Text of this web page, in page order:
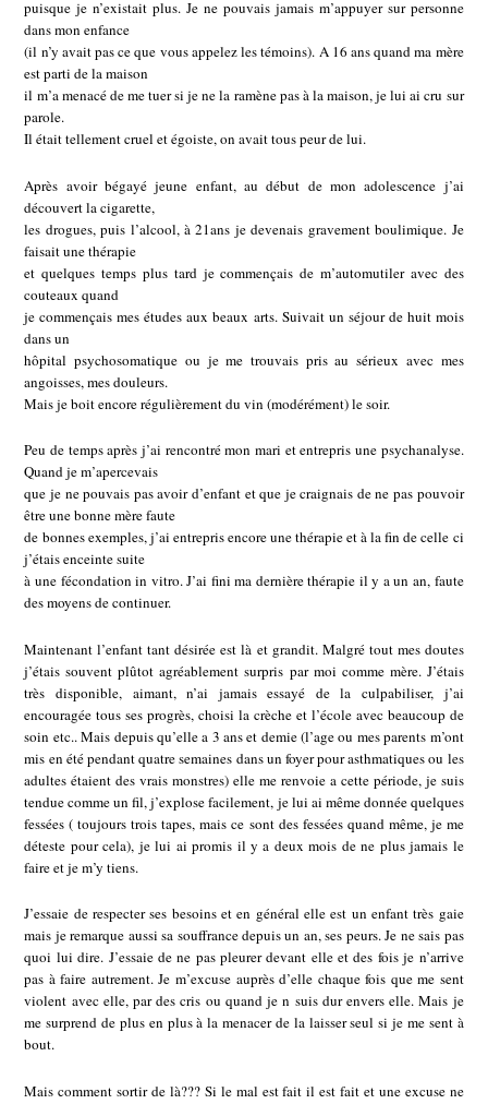
puisque je n’existait plus. Je ne pouvais jamais m’appuyer sur personne
dans mon enfance
(il n’y avait pas ce que vous appelez les témoins). A 16 ans quand ma mère
est parti de la maison
il m’a menacé de me tuer si je ne la ramène pas à la maison, je lui ai cru sur
parole.
Il était tellement cruel et égoiste, on avait tous peur de lui.
Après avoir bégayé jeune enfant, au début de mon adolescence j’ai
découvert la cigarette,
les drogues, puis l’alcool, à 21ans je devenais gravement boulimique. Je
faisait une thérapie
et quelques temps plus tard je commençais de m’automutiler avec des
couteaux quand
je commençais mes études aux beaux arts. Suivait un séjour de huit mois
dans un
hôpital psychosomatique ou je me trouvais pris au sérieux avec mes
angoisses, mes douleurs.
Mais je boit encore régulièrement du vin (modérément) le soir.
Peu de temps après j’ai rencontré mon mari et entrepris une psychanalyse.
Quand je m’apercevais
que je ne pouvais pas avoir d’enfant et que je craignais de ne pas pouvoir
être une bonne mère faute
de bonnes exemples, j’ai entrepris encore une thérapie et à la fin de celle ci
j’étais enceinte suite
à une fécondation in vitro. J’ai fini ma dernière thérapie il y a un an, faute
des moyens de continuer.
Maintenant l’enfant tant désirée est là et grandit. Malgré tout mes doutes
j’étais souvent plûtot agréablement surpris par moi comme mère. J’étais
très disponible, aimant, n’ai jamais essayé de la culpabiliser, j’ai
encouragée tous ses progrès, choisi la crèche et l’école avec beaucoup de
soin etc.. Mais depuis qu’elle a 3 ans et demie (l’age ou mes parents m’ont
mis en été pendant quatre semaines dans un foyer pour asthmatiques ou les
adultes étaient des vrais monstres) elle me renvoie a cette période, je suis
tendue comme un fil, j’explose facilement, je lui ai même donnée quelques
fessées ( toujours trois tapes, mais ce sont des fessées quand même, je me
déteste pour cela), je lui ai promis il y a deux mois de ne plus jamais le
faire et je m’y tiens.
J’essaie de respecter ses besoins et en général elle est un enfant très gaie
mais je remarque aussi sa souffrance depuis un an, ses peurs. Je ne sais pas
quoi lui dire. J’essaie de ne pas pleurer devant elle et des fois je n’arrive
pas à faire autrement. Je m’excuse auprès d’elle chaque fois que me sent
violent avec elle, par des cris ou quand je n suis dur envers elle. Mais je
me surprend de plus en plus à la menacer de la laisser seul si je me sent à
bout.
Mais comment sortir de là??? Si le mal est fait il est fait et une excuse ne